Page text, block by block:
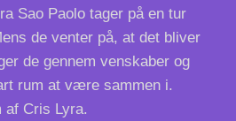
Sao Paolo tager på en tur
de venter på, at det bliver
de gennem venskaber og
rum at være sammen i.
af Cris Lyra.